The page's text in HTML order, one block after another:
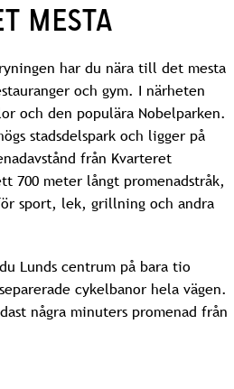
MESTA
har du nära till det mesta
och gym. I närheten
och den populära Nobelparken.
stadsdelspark och ligger på
från Kvarteret
700 meter långt promenadstråk,
sport, lek, grillning och andra
Lunds centrum på bara tio
cykelbanor hela vägen.
några minuters promenad från